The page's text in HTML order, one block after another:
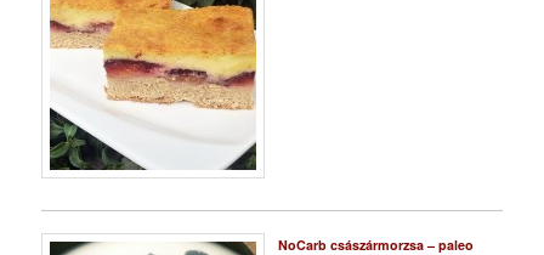
NoCarb császármorzsa – paleo